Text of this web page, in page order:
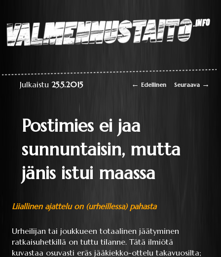
Valmennustaito.info
liikkumisen
perustaitojen
videokirjasto
Artikkelien selaus
← Edellinen Seuraava →
Postimies ei jaa
sunnuntaisin, mutta
jänis istui maassa
Julkaistu 25.5.2015
Liiallinen ajattelu on (urheillessa) pahasta
Urheilijan tai joukkueen totaalinen jäätyminen
ratkaisuhetkillä on tuttu tilanne. Tätä ilmiötä
kuvastaa osuvasti eräs jääkiekko-ottelu takavuosilta;